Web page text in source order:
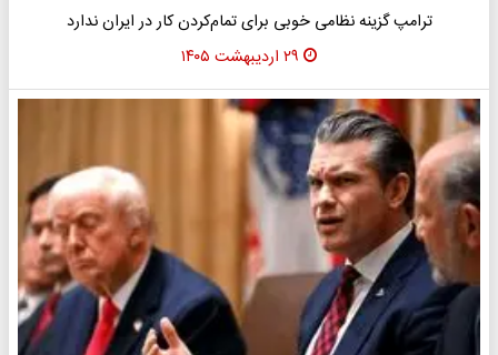
ترامپ گزینه نظامی خوبی برای تمام‌کردن کار در ایران ندارد
۲۹ اردیبهشت ۱۴۰۵